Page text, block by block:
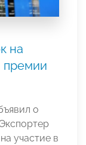
на
премии
о
участие в